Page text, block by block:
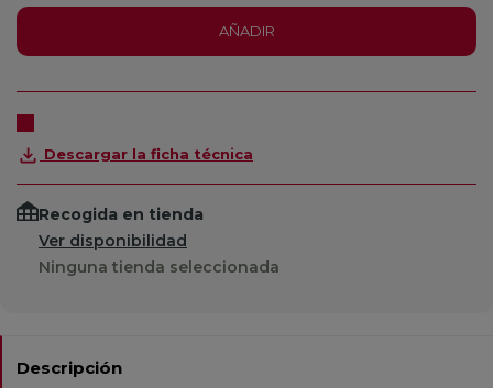
AÑADIR
Descargar la ficha técnica
Recogida en tienda
Ver disponibilidad
Ninguna tienda seleccionada
Descripción